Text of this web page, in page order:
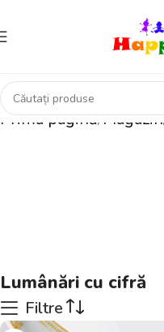
Prima pagină Magazin
Lumânări cu cifră
Filtre